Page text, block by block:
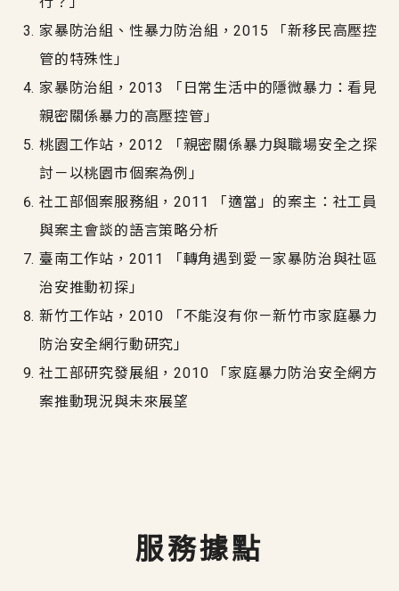
家暴防治組、性暴力防治組，2015 「新移民高壓控
管的特殊性」
家暴防治組，2013 「日常生活中的隱微暴力：看見
親密關係暴力的高壓控管」
桃園工作站，2012 「親密關係暴力與職場安全之探
討－以桃園市個案為例」
社工部個案服務組，2011 「適當」的案主：社工員
與案主會談的語言策略分析
臺南工作站，2011 「轉角遇到愛－家暴防治與社區
治安推動初探」
新竹工作站，2010 「不能沒有你－新竹市家庭暴力
防治安全網行動研究」
社工部研究發展組，2010 「家庭暴力防治安全網方
案推動現況與未來展望
服務據點